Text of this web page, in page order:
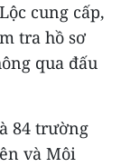
cung cấp,
tra hồ sơ
qua đấu
84 trường
và Môi